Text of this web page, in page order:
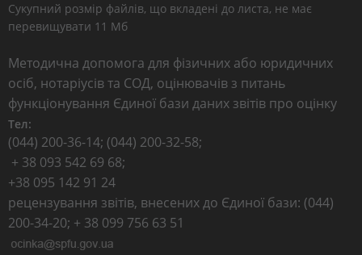
Сукупний розмір файлів, що вкладені до листа, не має
перевищувати 11 Мб
Методична допомога для фізичних або юридичних
осіб, нотаріусів та СОД, оцінювачів з питань
функціонування Єдиної бази даних звітів про оцінку
Тел:
(044) 200-36-14; (044) 200-32-58;
+ 38 093 542 69 68;
+38 095 142 91 24
рецензування звітів, внесених до Єдиної бази: (044)
200-34-20; + 38 099 756 63 51